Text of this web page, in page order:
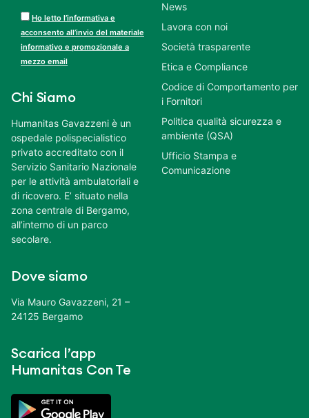
Ho letto l’informativa e
acconsento all’invio del materiale
informativo e promozionale a
mezzo email
Chi Siamo
Humanitas Gavazzeni è un
ospedale polispecialistico
privato accreditato con il
Servizio Sanitario Nazionale
per le attività ambulatoriali e
di ricovero. E’ situato nella
zona centrale di Bergamo,
all’interno di un parco
secolare.
Dove siamo
Via Mauro Gavazzeni, 21 –
24125 Bergamo
Scarica l’app
Humanitas Con Te
News
Lavora con noi
Società trasparente
Etica e Compliance
Codice di Comportamento per
i Fornitori
Politica qualità sicurezza e
ambiente (QSA)
Ufficio Stampa e
Comunicazione